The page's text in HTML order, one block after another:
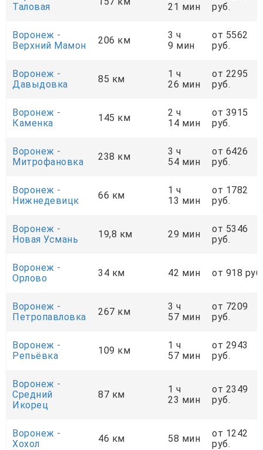
Таловая
21 мин
руб.
Воронеж -
Верхний Мамон
206 км
3 ч
9 мин
от 5562
руб.
Воронеж -
Давыдовка
85 км
1 ч
26 мин
от 2295
руб.
Воронеж -
Каменка
145 км
2 ч
14 мин
от 3915
руб.
Воронеж -
Митрофановка
238 км
3 ч
54 мин
от 6426
руб.
Воронеж -
Нижнедевицк
66 км
1 ч
13 мин
от 1782
руб.
Воронеж -
Новая Усмань
19,8 км 29 мин
от 5346
руб.
Воронеж -
Орлово
34 км 42 мин от 918 руб.
Воронеж -
Петропавловка
267 км
3 ч
57 мин
от 7209
руб.
Воронеж -
Репьёвка
109 км
1 ч
57 мин
от 2943
руб.
Воронеж -
Средний
Икорец
87 км
1 ч
23 мин
от 2349
руб.
Воронеж -
Хохол
46 км 58 мин
от 1242
руб.